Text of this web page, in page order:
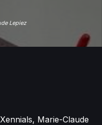
Lepiez
Marie-Claude